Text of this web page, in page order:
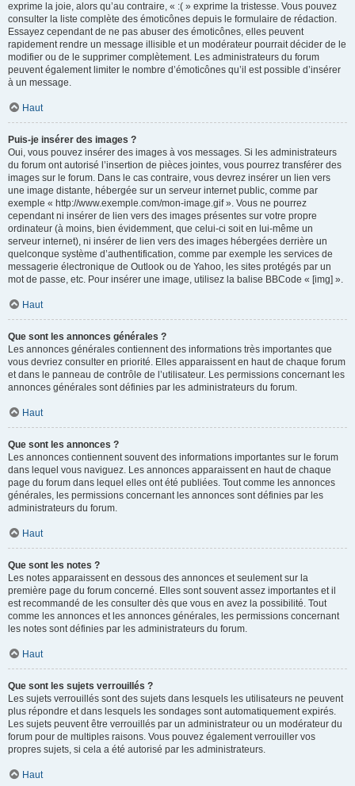
exprime la joie, alors qu’au contraire, « :( » exprime la tristesse. Vous pouvez
consulter la liste complète des émoticônes depuis le formulaire de rédaction.
Essayez cependant de ne pas abuser des émoticônes, elles peuvent
rapidement rendre un message illisible et un modérateur pourrait décider de le
modifier ou de le supprimer complètement. Les administrateurs du forum
peuvent également limiter le nombre d’émoticônes qu’il est possible d’insérer
à un message.
Haut
Puis-je insérer des images ?
Oui, vous pouvez insérer des images à vos messages. Si les administrateurs
du forum ont autorisé l’insertion de pièces jointes, vous pourrez transférer des
images sur le forum. Dans le cas contraire, vous devrez insérer un lien vers
une image distante, hébergée sur un serveur internet public, comme par
exemple « http://www.exemple.com/mon-image.gif ». Vous ne pourrez
cependant ni insérer de lien vers des images présentes sur votre propre
ordinateur (à moins, bien évidemment, que celui-ci soit en lui-même un
serveur internet), ni insérer de lien vers des images hébergées derrière un
quelconque système d’authentification, comme par exemple les services de
messagerie électronique de Outlook ou de Yahoo, les sites protégés par un
mot de passe, etc. Pour insérer une image, utilisez la balise BBCode « [img] ».
Haut
Que sont les annonces générales ?
Les annonces générales contiennent des informations très importantes que
vous devriez consulter en priorité. Elles apparaissent en haut de chaque forum
et dans le panneau de contrôle de l’utilisateur. Les permissions concernant les
annonces générales sont définies par les administrateurs du forum.
Haut
Que sont les annonces ?
Les annonces contiennent souvent des informations importantes sur le forum
dans lequel vous naviguez. Les annonces apparaissent en haut de chaque
page du forum dans lequel elles ont été publiées. Tout comme les annonces
générales, les permissions concernant les annonces sont définies par les
administrateurs du forum.
Haut
Que sont les notes ?
Les notes apparaissent en dessous des annonces et seulement sur la
première page du forum concerné. Elles sont souvent assez importantes et il
est recommandé de les consulter dès que vous en avez la possibilité. Tout
comme les annonces et les annonces générales, les permissions concernant
les notes sont définies par les administrateurs du forum.
Haut
Que sont les sujets verrouillés ?
Les sujets verrouillés sont des sujets dans lesquels les utilisateurs ne peuvent
plus répondre et dans lesquels les sondages sont automatiquement expirés.
Les sujets peuvent être verrouillés par un administrateur ou un modérateur du
forum pour de multiples raisons. Vous pouvez également verrouiller vos
propres sujets, si cela a été autorisé par les administrateurs.
Haut